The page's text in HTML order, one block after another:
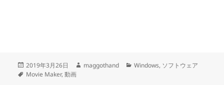
投
稿
2019年3月26日
作
maggothand
カ
Windows, ソフトウェア
タ
Movie Maker,動画